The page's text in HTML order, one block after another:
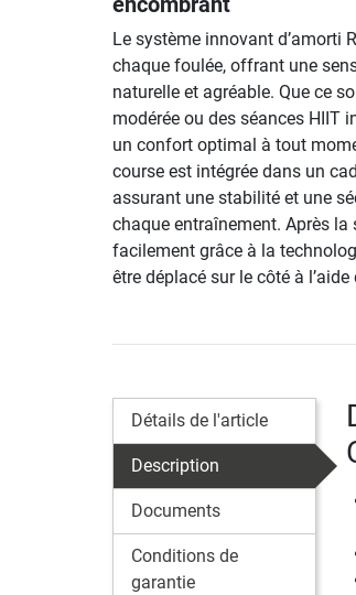
Le système innovant d’amorti
chaque foulée, offrant une
naturelle et agréable. Que ce
modérée ou des séances HIIT
un confort optimal à tout
course est intégrée dans un
assurant une stabilité et une
chaque entraînement. Après la
facilement grâce à la
être déplacé sur le côté à
Détails de l'article
Description
Documents
Conditions de
garantie